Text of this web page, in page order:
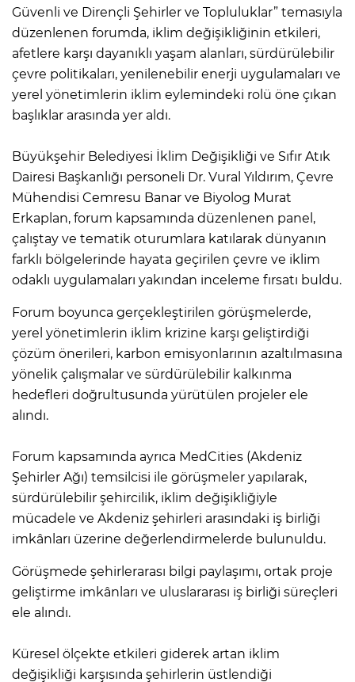
Güvenli ve Dirençli Şehirler ve Topluluklar” temasıyla
düzenlenen forumda, iklim değişikliğinin etkileri,
afetlere karşı dayanıklı yaşam alanları, sürdürülebilir
çevre politikaları, yenilenebilir enerji uygulamaları ve
yerel yönetimlerin iklim eylemindeki rolü öne çıkan
başlıklar arasında yer aldı.
Büyükşehir Belediyesi İklim Değişikliği ve Sıfır Atık
Dairesi Başkanlığı personeli Dr. Vural Yıldırım, Çevre
Mühendisi Cemresu Banar ve Biyolog Murat
Erkaplan, forum kapsamında düzenlenen panel,
çalıştay ve tematik oturumlara katılarak dünyanın
farklı bölgelerinde hayata geçirilen çevre ve iklim
odaklı uygulamaları yakından inceleme fırsatı buldu.
Forum boyunca gerçekleştirilen görüşmelerde,
yerel yönetimlerin iklim krizine karşı geliştirdiği
çözüm önerileri, karbon emisyonlarının azaltılmasına
yönelik çalışmalar ve sürdürülebilir kalkınma
hedefleri doğrultusunda yürütülen projeler ele
alındı.
Forum kapsamında ayrıca MedCities (Akdeniz
Şehirler Ağı) temsilcisi ile görüşmeler yapılarak,
sürdürülebilir şehircilik, iklim değişikliğiyle
mücadele ve Akdeniz şehirleri arasındaki iş birliği
imkânları üzerine değerlendirmelerde bulunuldu.
Görüşmede şehirlerarası bilgi paylaşımı, ortak proje
geliştirme imkânları ve uluslararası iş birliği süreçleri
ele alındı.
Küresel ölçekte etkileri giderek artan iklim
değişikliği karşısında şehirlerin üstlendiği